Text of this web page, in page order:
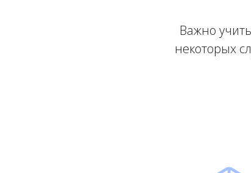
Важно
некоторых